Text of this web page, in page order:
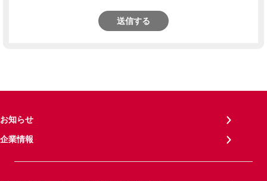
送信する
お知らせ
企業情報